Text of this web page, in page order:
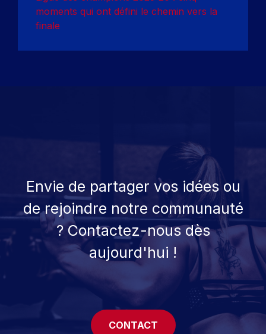
moments qui ont défini le chemin vers la
finale
Envie de partager vos idées ou
de rejoindre notre communauté
? Contactez-nous dès
aujourd'hui !
CONTACT